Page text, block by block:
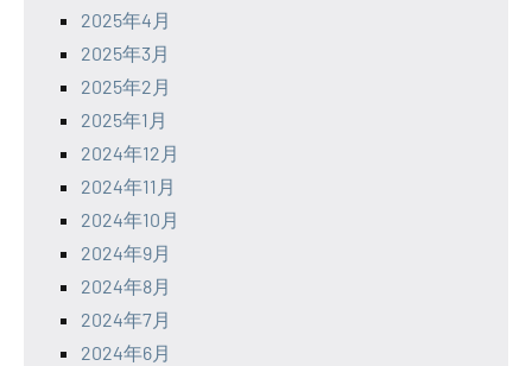
2025年4月
2025年3月
2025年2月
2025年1月
2024年12月
2024年11月
2024年10月
2024年9月
2024年8月
2024年7月
2024年6月